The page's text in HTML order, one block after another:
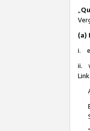
(a)
i.
ii.